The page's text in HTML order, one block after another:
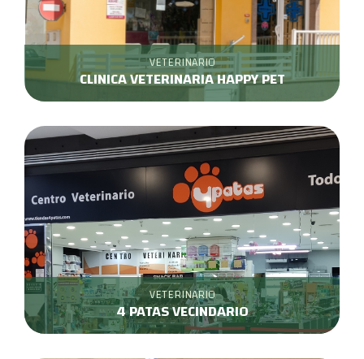
VETERINARIO
CLINICA VETERINARIA HAPPY PET
VETERINARIO
4 PATAS VECINDARIO